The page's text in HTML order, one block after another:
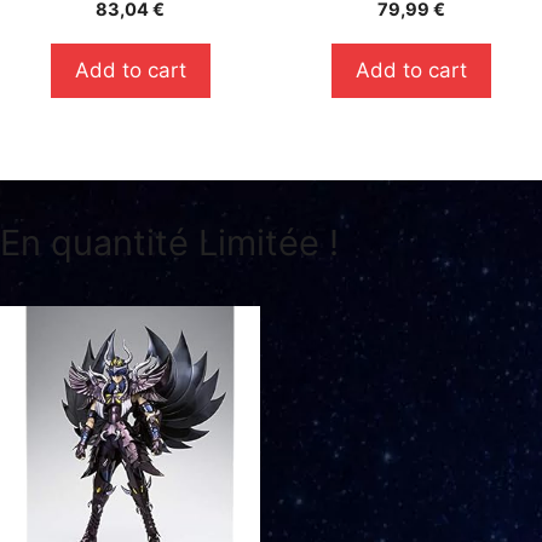
s
5
83,04€
Add to cart
s
5
79,99€
Add to cart
En quantité Limitée !